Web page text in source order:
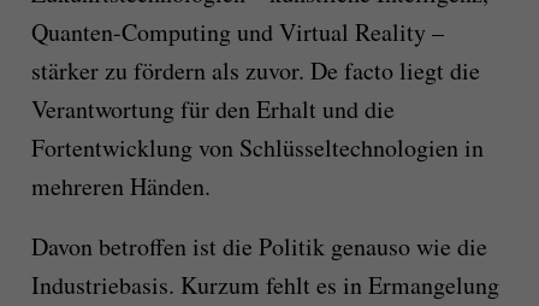
Quanten-Computing und Virtual Reality –
stärker zu fördern als zuvor. De facto liegt die
Verantwortung für den Erhalt und die
Fortentwicklung von Schlüsseltechnologien in
mehreren Händen.
Davon betroffen ist die Politik genauso wie die
Industriebasis. Kurzum fehlt es in Ermangelung